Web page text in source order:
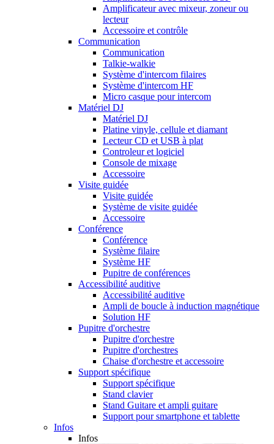
Amplificateur avec mixeur, zoneur ou
lecteur
Accessoire et contrôle
Communication
Communication
Talkie-walkie
Système d'intercom filaires
Système d'intercom HF
Micro casque pour intercom
Matériel DJ
Matériel DJ
Platine vinyle, cellule et diamant
Lecteur CD et USB à plat
Controleur et logiciel
Console de mixage
Accessoire
Visite guidée
Visite guidée
Système de visite guidée
Accessoire
Conférence
Conférence
Système filaire
Système HF
Pupitre de conférences
Accessibilité auditive
Accessibilité auditive
Ampli de boucle à induction magnétique
Solution HF
Pupitre d'orchestre
Pupitre d'orchestre
Pupitre d'orchestres
Chaise d'orchestre et accessoire
Support spécifique
Support spécifique
Stand clavier
Stand Guitare et ampli guitare
Support pour smartphone et tablette
Infos
Infos